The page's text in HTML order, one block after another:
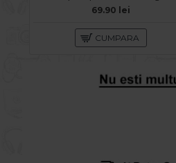
69.90 lei
CUMPARA